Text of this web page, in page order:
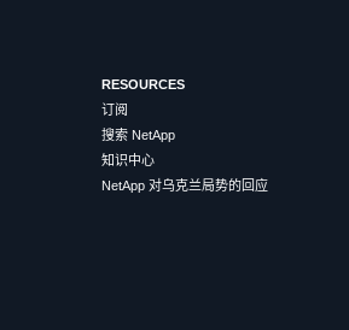
RESOURCES
订阅
搜索 NetApp
知识中心
NetApp 对乌克兰局势的回应